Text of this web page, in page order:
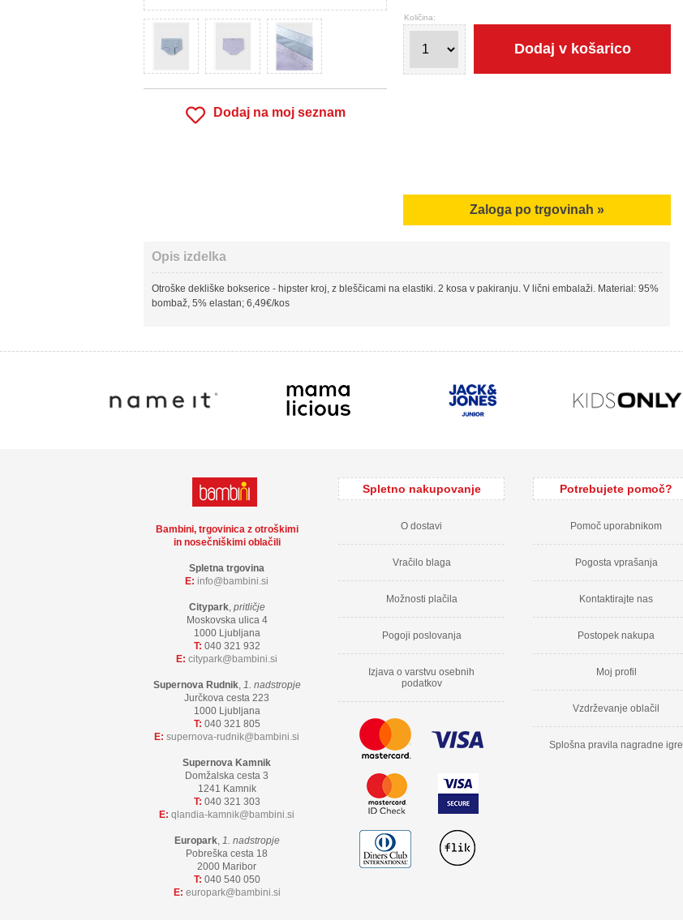
Dodaj na moj seznam
Dodaj v košarico
Količina:
Zaloga po trgovinah »
Opis izdelka
Otroške dekliške bokserice - hipster kroj, z bleščicami na elastiki. 2 kosa v pakiranju. V lični embalaži. Material: 95%
bombaž, 5% elastan; 6,49€/kos
Bambini, trgovinica z otroškimi
in nosečniškimi oblačili
Spletna trgovina
E: info bambini.si
Citypark, pritličje
Moskovska ulica 4
1000 Ljubljana
T: 040 321 932
E: citypark bambini.si
Supernova Rudnik, 1. nadstropje
Jurčkova cesta 223
1000 Ljubljana
T: 040 321 805
E: supernova-rudnik bambini.si
Supernova Kamnik
Domžalska cesta 3
1241 Kamnik
T: 040 321 303
E: qlandia-kamnik bambini.si
Europark, 1. nadstropje
Pobreška cesta 18
2000 Maribor
T: 040 540 050
E: europark bambini.si
Spletno nakupovanje
O dostavi
Vračilo blaga
Možnosti plačila
Pogoji poslovanja
Izjava o varstvu osebnih
podatkov
Potrebujete pomoč?
Pomoč uporabnikom
Pogosta vprašanja
Kontaktirajte nas
Postopek nakupa
Moj profil
Vzdrževanje oblačil
Splošna pravila nagradne igre